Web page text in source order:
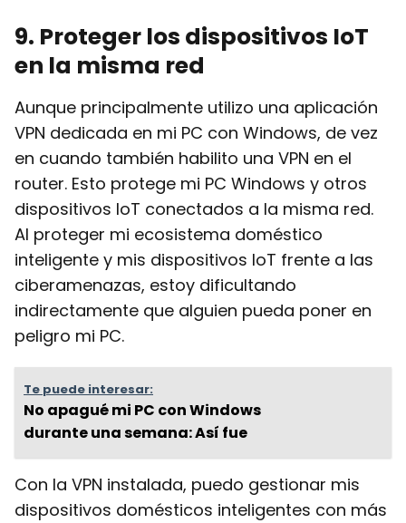
9. Proteger los dispositivos IoT
en la misma red
Aunque principalmente utilizo una aplicación
VPN dedicada en mi PC con Windows, de vez
en cuando también habilito una VPN en el
router. Esto protege mi PC Windows y otros
dispositivos IoT conectados a la misma red.
Al proteger mi ecosistema doméstico
inteligente y mis dispositivos IoT frente a las
ciberamenazas, estoy dificultando
indirectamente que alguien pueda poner en
peligro mi PC.
Te puede interesar:
No apagué mi PC con Windows
durante una semana: Así fue
Con la VPN instalada, puedo gestionar mis
dispositivos domésticos inteligentes con más